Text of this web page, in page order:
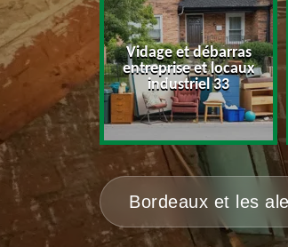
maison 33
Vidage et débarras
entreprise et locaux
industriel 33
Bordeaux et les